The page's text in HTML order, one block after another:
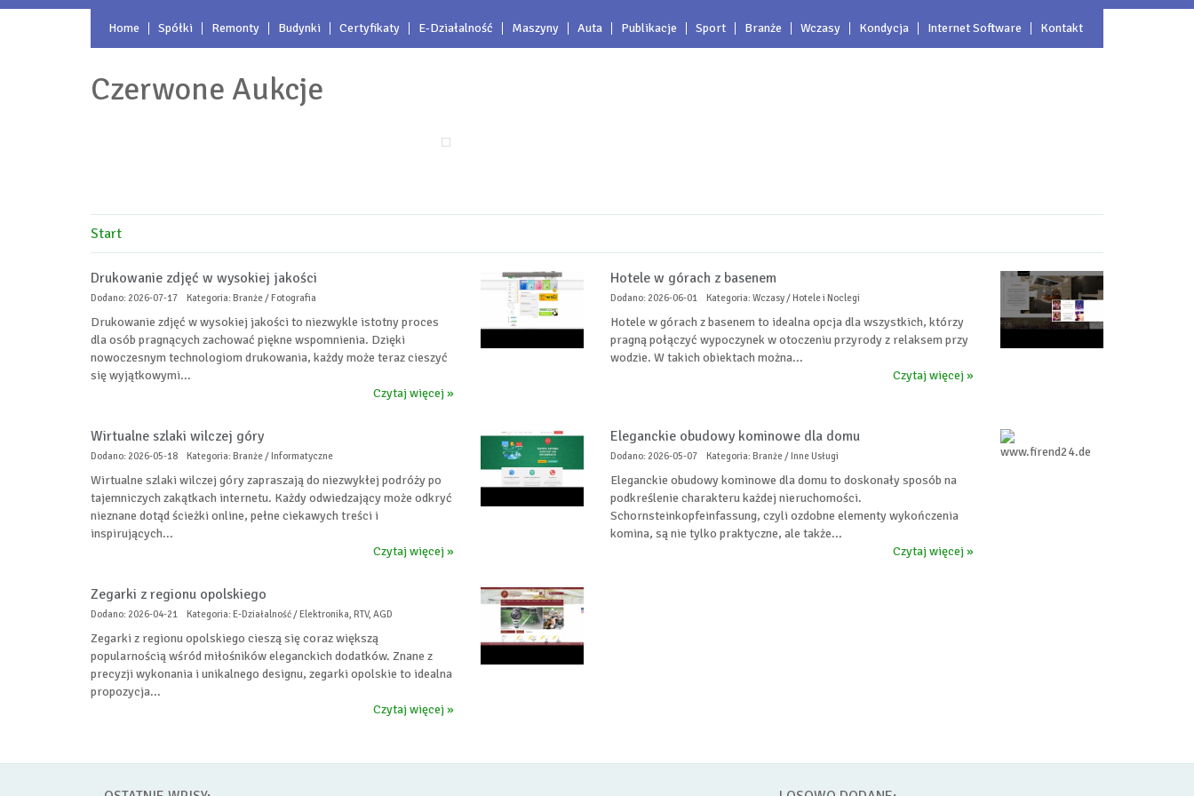
Home Spółki Remonty Budynki Certyfikaty E-Działalność Maszyny Auta Publikacje Sport Branże Wczasy Kondycja Internet Software Kontakt
Czerwone Aukcje
Start
Drukowanie zdjęć w wysokiej jakości
Dodano: 2026-07-17 Kategoria: Branże / Fotografia
Drukowanie zdjęć w wysokiej jakości to niezwykle istotny proces
dla osób pragnących zachować piękne wspomnienia. Dzięki
nowoczesnym technologiom drukowania, każdy może teraz cieszyć
się wyjątkowymi...
Czytaj więcej »
Hotele w górach z basenem
Dodano: 2026-06-01 Kategoria: Wczasy / Hotele i Noclegi
Hotele w górach z basenem to idealna opcja dla wszystkich, którzy
pragną połączyć wypoczynek w otoczeniu przyrody z relaksem przy
wodzie. W takich obiektach można...
Czytaj więcej »
Wirtualne szlaki wilczej góry
Dodano: 2026-05-18 Kategoria: Branże / Informatyczne
Wirtualne szlaki wilczej góry zapraszają do niezwykłej podróży po
tajemniczych zakątkach internetu. Każdy odwiedzający może odkryć
nieznane dotąd ścieżki online, pełne ciekawych treści i
inspirujących...
Czytaj więcej »
Eleganckie obudowy kominowe dla domu
Dodano: 2026-05-07 Kategoria: Branże / Inne Usługi
Eleganckie obudowy kominowe dla domu to doskonały sposób na
podkreślenie charakteru każdej nieruchomości.
Schornsteinkopfeinfassung, czyli ozdobne elementy wykończenia
komina, są nie tylko praktyczne, ale także...
Czytaj więcej »
Zegarki z regionu opolskiego
Dodano: 2026-04-21 Kategoria: E-Działalność / Elektronika, RTV, AGD
Zegarki z regionu opolskiego cieszą się coraz większą
popularnością wśród miłośników eleganckich dodatków. Znane z
precyzji wykonania i unikalnego designu, zegarki opolskie to idealna
propozycja...
Czytaj więcej »